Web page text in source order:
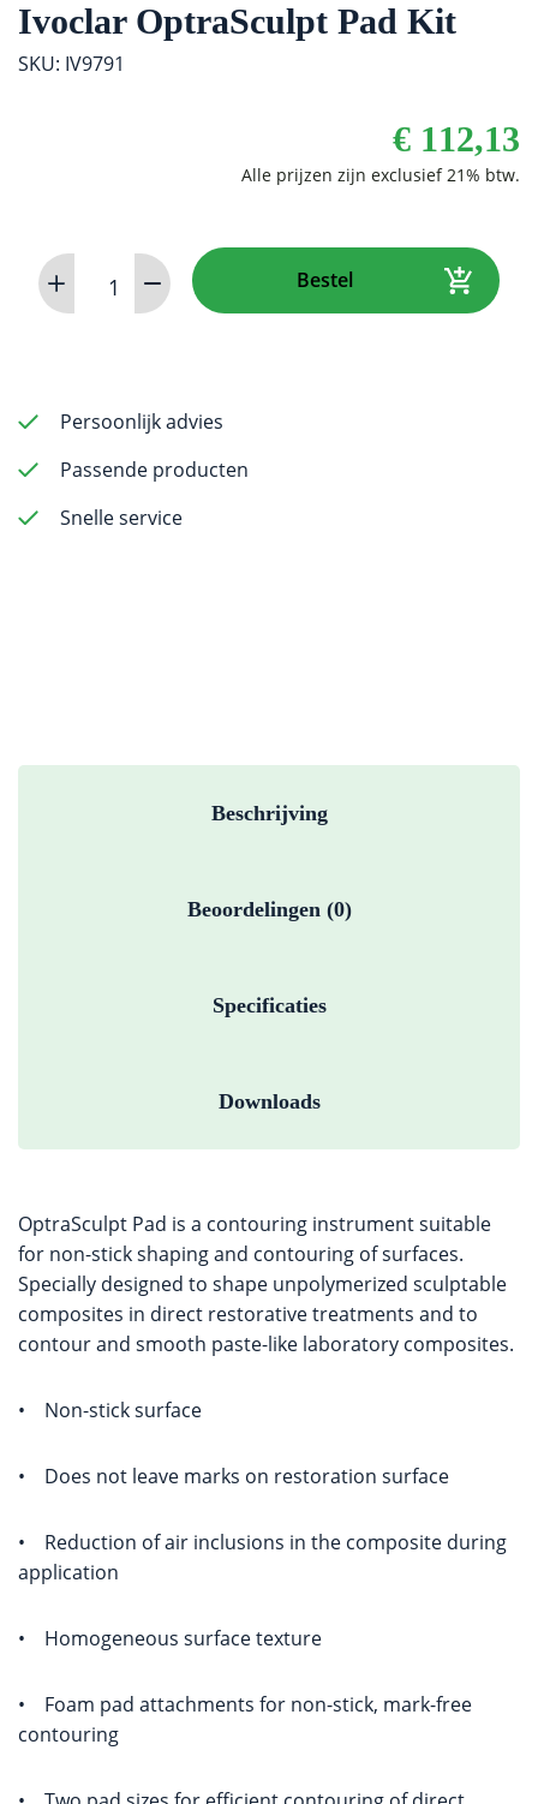
Ivoclar OptraSculpt Pad Kit
SKU: IV9791
€ 112,13
Ivoclar
OptraSculpt
Bestel
Persoonlijk advies
Passende producten
Snelle service
Beschrijving
Beoordelingen (0)
Specificaties
Downloads
OptraSculpt Pad is a contouring instrument suitable
for non-stick shaping and contouring of surfaces.
Specially designed to shape unpolymerized sculptable
composites in direct restorative treatments and to
contour and smooth paste-like laboratory composites.
• Non-stick surface
• Does not leave marks on restoration surface
•
Reduction of air inclusions in the composite during
application
• Homogeneous surface texture
•
Foam pad attachments for non-stick, mark-free
contouring